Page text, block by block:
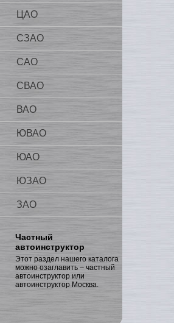
ЦАО
СЗАО
САО
СВАО
ВАО
ЮВАО
ЮАО
ЮЗАО
ЗАО
Частный
автоинструктор
Этот раздел нашего каталога
можно озаглавить – частный
автоинструктор или
автоинструктор Москва.